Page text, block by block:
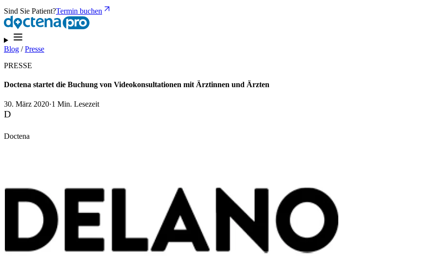
Sind Sie Patient?Termin buchen
Blog /Presse
PRESSE
Doctena startet die Buchung von Videokonsultationen mit Ärztinnen und Ärzten
30. März 2020·1 Min. Lesezeit
D
Doctena